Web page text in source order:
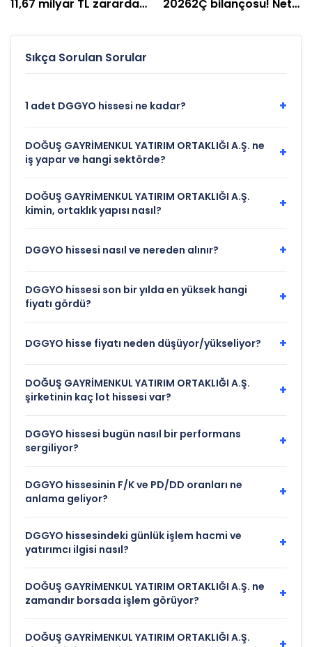
11,67 milyar TL zarardan
20262Ç bilançosu! Net
Sıkça Sorulan Sorular
1 adet DGGYO hissesi ne kadar? +
DOĞUŞ GAYRİMENKUL YATIRIM ORTAKLIĞI A.Ş. ne
iş yapar ve hangi sektörde?
+
DOĞUŞ GAYRİMENKUL YATIRIM ORTAKLIĞI A.Ş.
kimin, ortaklık yapısı nasıl?
+
DGGYO hissesi nasıl ve nereden alınır? +
DGGYO hissesi son bir yılda en yüksek hangi
fiyatı gördü?
+
DGGYO hisse fiyatı neden düşüyor/yükseliyor? +
DOĞUŞ GAYRİMENKUL YATIRIM ORTAKLIĞI A.Ş.
şirketinin kaç lot hissesi var?
+
DGGYO hissesi bugün nasıl bir performans
sergiliyor?
+
DGGYO hissesinin F/K ve PD/DD oranları ne
anlama geliyor?
+
DGGYO hissesindeki günlük işlem hacmi ve
yatırımcı ilgisi nasıl?
+
DOĞUŞ GAYRİMENKUL YATIRIM ORTAKLIĞI A.Ş. ne
zamandır borsada işlem görüyor?
+
DOĞUŞ GAYRİMENKUL YATIRIM ORTAKLIĞI A.Ş.